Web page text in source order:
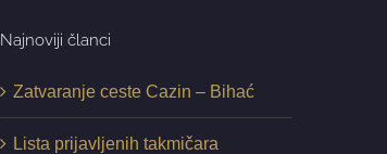
Najnoviji članci
Zatvaranje ceste Cazin – Bihać
Lista prijavljenih takmičara